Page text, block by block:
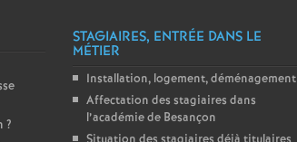
e
c
o
?
STAGIAIRES, ENTRÉE DANS LE
MÉTIER
Installation, logement, déménagement
Affectation des stagiaires dans
l’académie de Besançon